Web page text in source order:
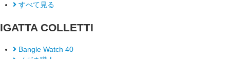
すべて見る
IGATTA COLLETTI
Bangle Watch 40